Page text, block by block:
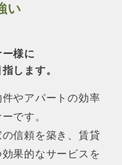
い
様に
します。
やアパートの効率
です。
信頼を築き、賃貸
果的なサービスを